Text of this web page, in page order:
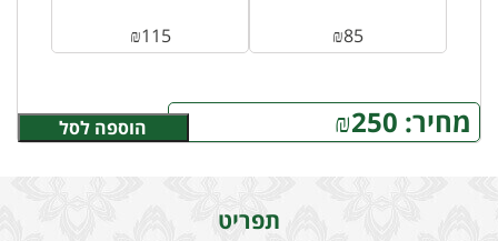
מחיר: ₪250 הוספה לסל
₪115 ₪85
תפריט